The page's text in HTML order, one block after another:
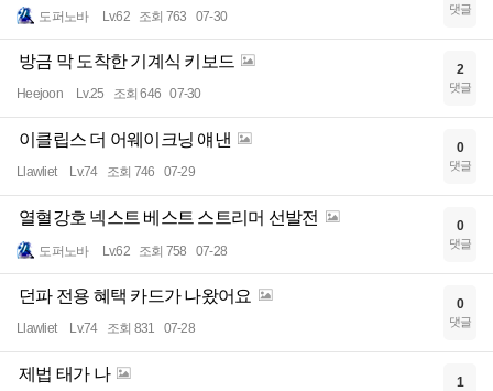
도퍼노바 Lv.62 조회 763 07-30 댓글
방금 막 도착한 기계식 키보드
Heejoon Lv.25 조회 646 07-30
2
댓글
이클립스 더 어웨이크닝 얘낸
Llawliet Lv.74 조회 746 07-29
0
댓글
열혈강호 넥스트 베스트 스트리머 선발전
도퍼노바 Lv.62 조회 758 07-28
0
댓글
던파 전용 혜택 카드가 나왔어요
Llawliet Lv.74 조회 831 07-28
0
댓글
제법 태가 나 1